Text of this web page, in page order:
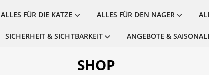
ALLES FÜR DIE KATZE ALLES FÜR DEN NAGER
SICHERHEIT & SICHTBARKEIT ANGEBOTE &
SHOP